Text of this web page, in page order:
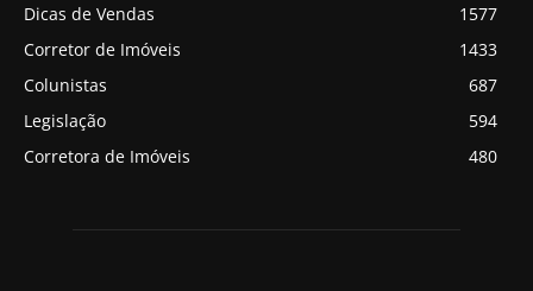
Dicas de Vendas
1577
Corretor de Imóveis
1433
Colunistas
687
Legislação
594
Corretora de Imóveis
480